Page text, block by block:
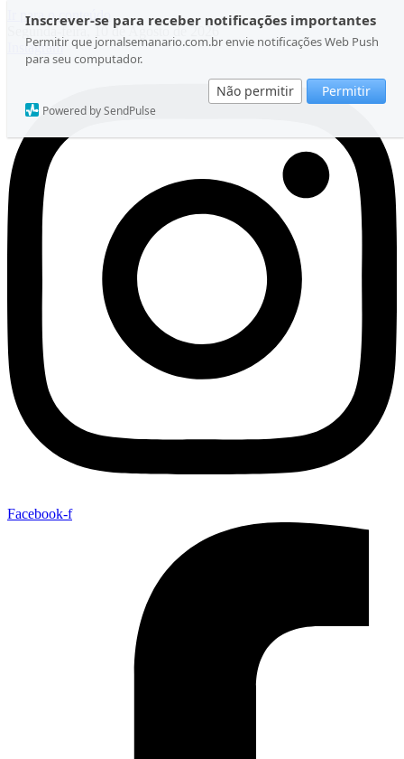
Inscrever-se para receber notificações importantes
Permitir que jornalsemanario.com.br envie notificações Web Push
para seu computador.
Não permitir Permitir
Powered by SendPulse
Ir para o conteúdo
Segunda-feira, 10 de Agosto de 2026
Instagram
Facebook-f